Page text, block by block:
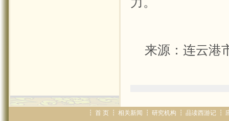
来源：连云港
┇ 首 页 ┇ 相关新闻 ┇ 研究机构 ┇ 品读西游记 ┇